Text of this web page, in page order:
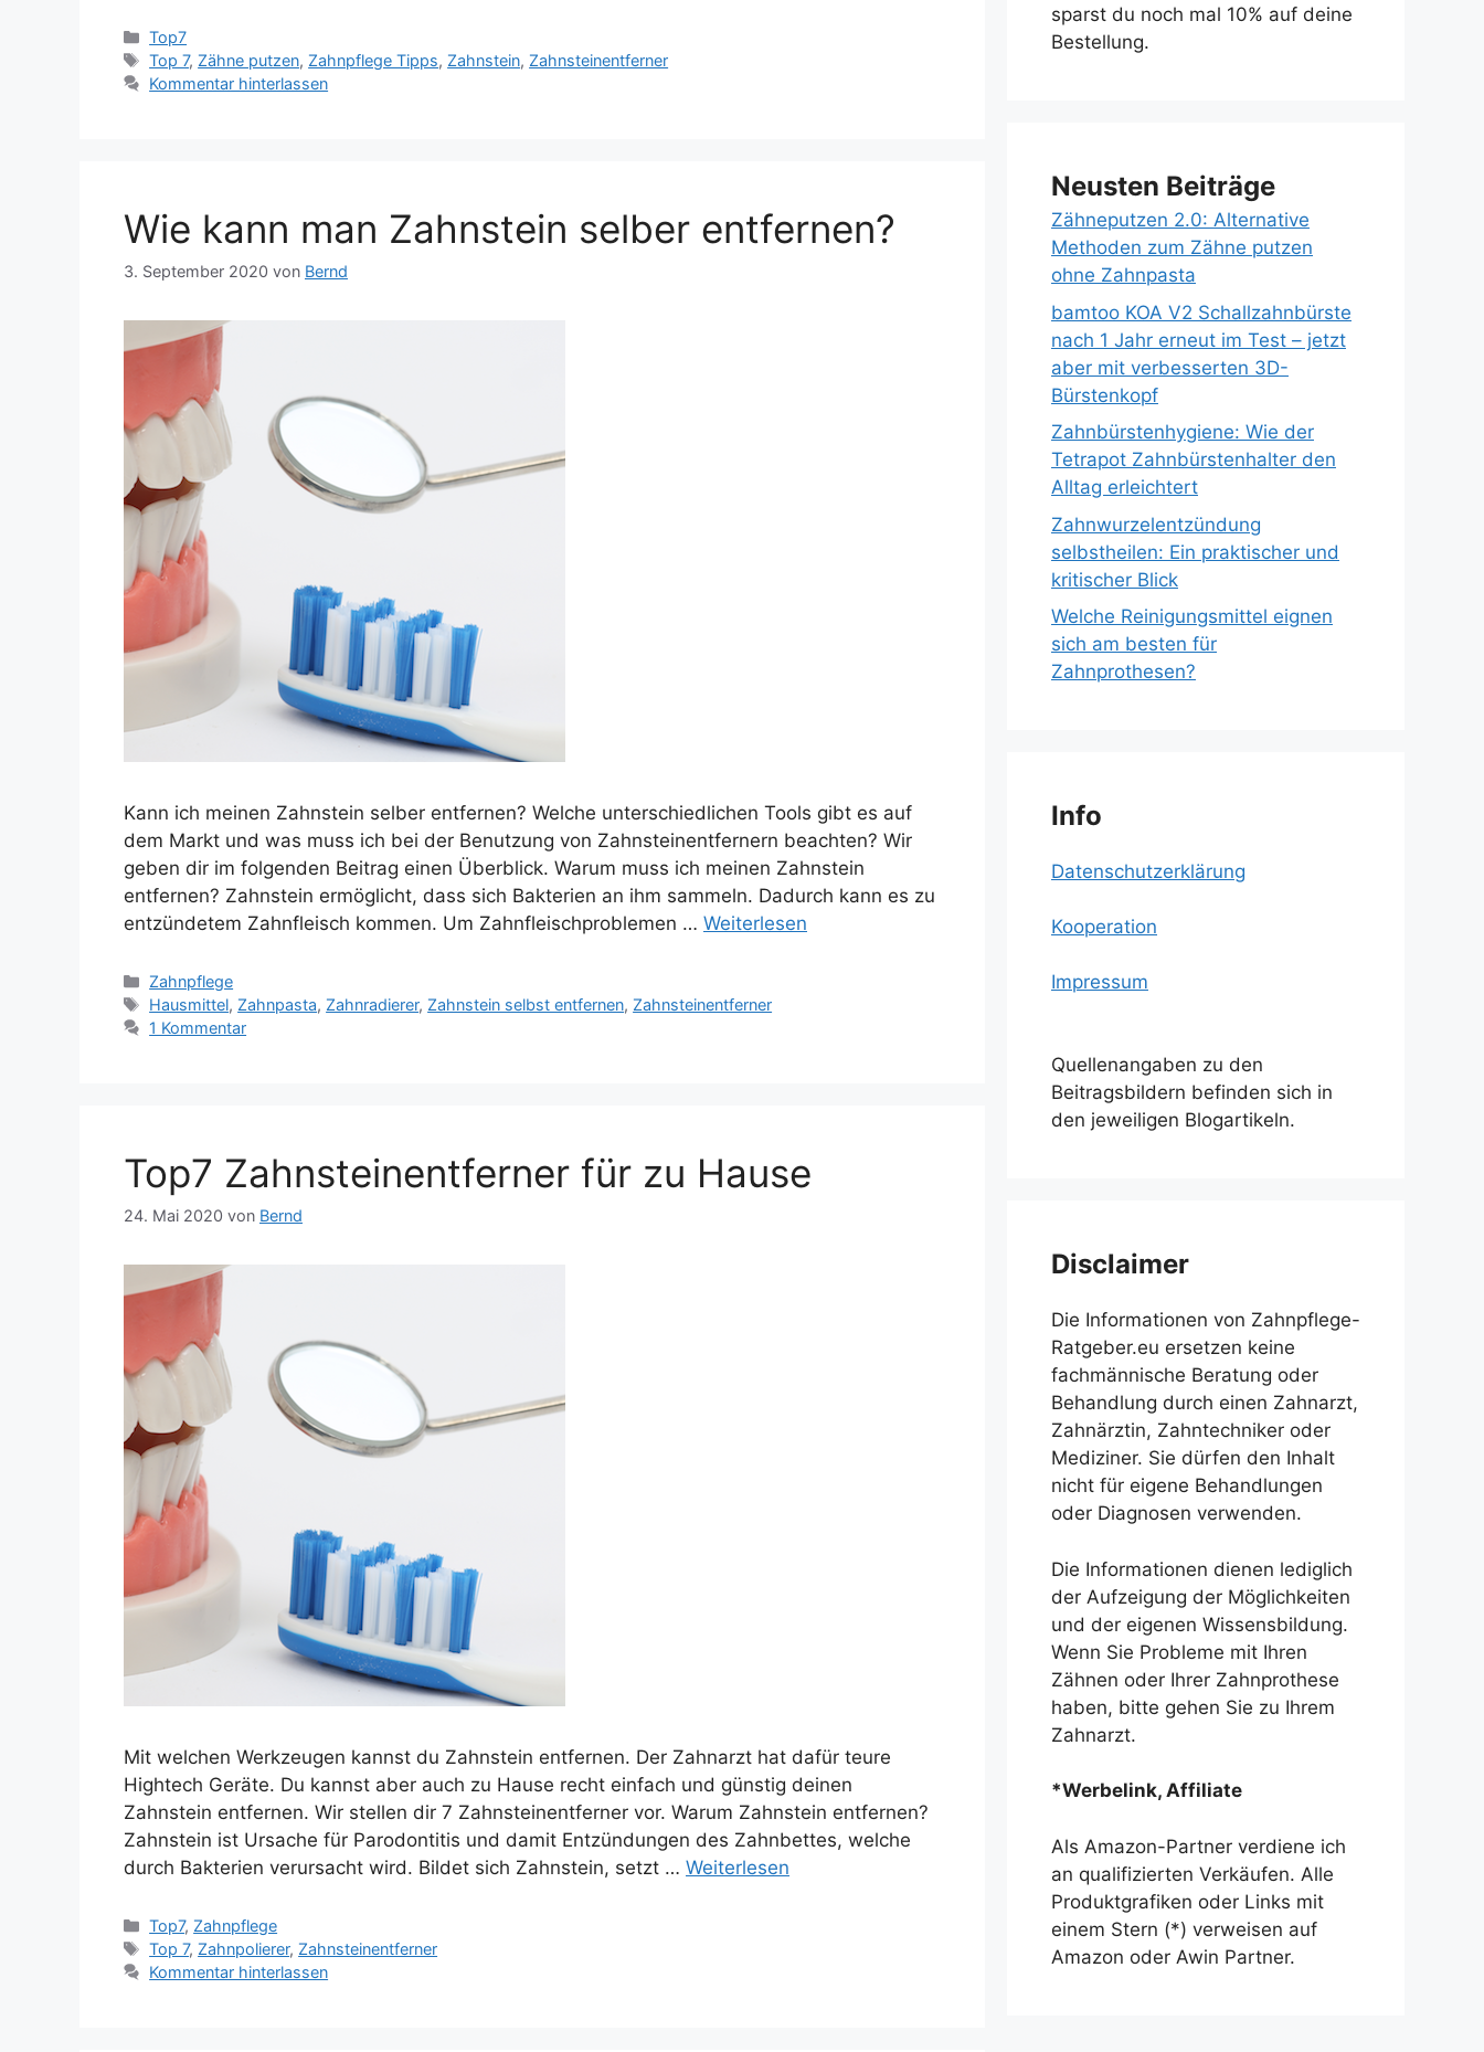
Kategorien
Top7
Schlagwörter
Top 7, Zähne putzen, Zahnpflege Tipps, Zahnstein, Zahnsteinentferner
Kommentar hinterlassen
Wie kann man Zahnstein selber entfernen?
3. September 2020 von Bernd
Kann ich meinen Zahnstein selber entfernen? Welche unterschiedlichen Tools gibt es auf
dem Markt und was muss ich bei der Benutzung von Zahnsteinentfernern beachten? Wir
geben dir im folgenden Beitrag einen Überblick. Warum muss ich meinen Zahnstein
entfernen? Zahnstein ermöglicht, dass sich Bakterien an ihm sammeln. Dadurch kann es zu
entzündetem Zahnfleisch kommen. Um Zahnfleischproblemen … Weiterlesen
Kategorien
Zahnpflege
Schlagwörter
Hausmittel, Zahnpasta, Zahnradierer, Zahnstein selbst entfernen, Zahnsteinentferner
1 Kommentar
Top7 Zahnsteinentferner für zu Hause
24. Mai 2020 von Bernd
Mit welchen Werkzeugen kannst du Zahnstein entfernen. Der Zahnarzt hat dafür teure
Hightech Geräte. Du kannst aber auch zu Hause recht einfach und günstig deinen
Zahnstein entfernen. Wir stellen dir 7 Zahnsteinentferner vor. Warum Zahnstein entfernen?
Zahnstein ist Ursache für Parodontitis und damit Entzündungen des Zahnbettes, welche
durch Bakterien verursacht wird. Bildet sich Zahnstein, setzt … Weiterlesen
Kategorien
Top7, Zahnpflege
Schlagwörter
Top 7, Zahnpolierer, Zahnsteinentferner
Kommentar hinterlassen
sparst du noch mal 10% auf deine
Bestellung.
Neusten Beiträge
Zähneputzen 2.0: Alternative
Methoden zum Zähne putzen
ohne Zahnpasta
bamtoo KOA V2 Schallzahnbürste
nach 1 Jahr erneut im Test – jetzt
aber mit verbesserten 3D-
Bürstenkopf
Zahnbürstenhygiene: Wie der
Tetrapot Zahnbürstenhalter den
Alltag erleichtert
Zahnwurzelentzündung
selbstheilen: Ein praktischer und
kritischer Blick
Welche Reinigungsmittel eignen
sich am besten für
Zahnprothesen?
Info
Datenschutzerklärung
Kooperation
Impressum
Quellenangaben zu den
Beitragsbildern befinden sich in
den jeweiligen Blogartikeln.
Disclaimer
Die Informationen von Zahnpflege-
Ratgeber.eu ersetzen keine
fachmännische Beratung oder
Behandlung durch einen Zahnarzt,
Zahnärztin, Zahntechniker oder
Mediziner. Sie dürfen den Inhalt
nicht für eigene Behandlungen
oder Diagnosen verwenden.
Die Informationen dienen lediglich
der Aufzeigung der Möglichkeiten
und der eigenen Wissensbildung.
Wenn Sie Probleme mit Ihren
Zähnen oder Ihrer Zahnprothese
haben, bitte gehen Sie zu Ihrem
Zahnarzt.
*Werbelink, Affiliate
Als Amazon-Partner verdiene ich
an qualifizierten Verkäufen. Alle
Produktgrafiken oder Links mit
einem Stern (*) verweisen auf
Amazon oder Awin Partner.